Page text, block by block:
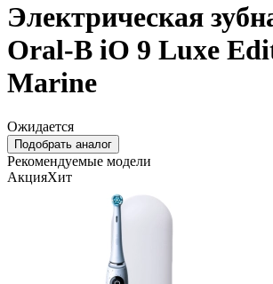
Электрическая
Oral-B iO 9 Luxe
Marine
Ожидается
Подобрать аналог
Рекомендуемые модели
АкцияХит